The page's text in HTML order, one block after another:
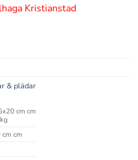
Kristianstad
& plädar
cm cm
cm